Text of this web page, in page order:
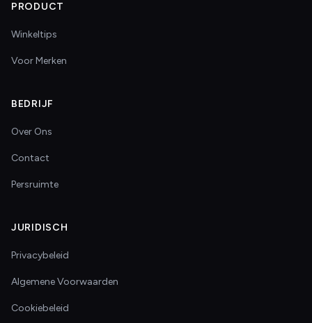
PRODUCT
Winkeltips
Voor Merken
BEDRIJF
Over Ons
Contact
Persruimte
JURIDISCH
Privacybeleid
Algemene Voorwaarden
Cookiebeleid